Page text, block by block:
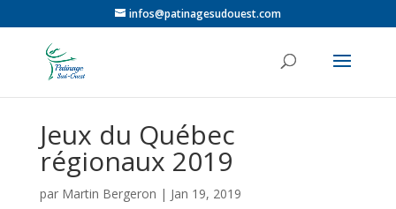
infos@patinagesudouest.com
Jeux du Québec
régionaux 2019
par Martin Bergeron | Jan 19, 2019